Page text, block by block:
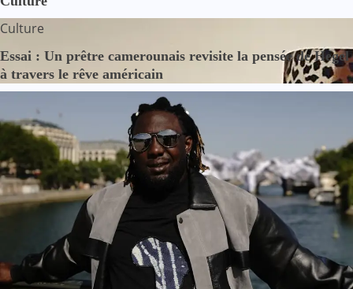
Culture
Essai : Un prêtre camerounais revisite la pensée de Hegel
à travers le rêve américain